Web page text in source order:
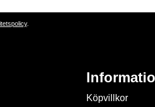
.
Köpvillkor